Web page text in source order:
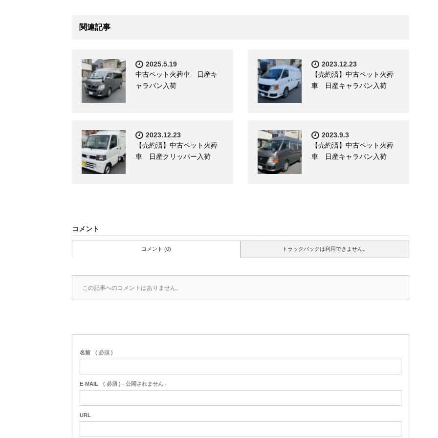
関連記事
2025.5.19
中古ペット火葬車 日産キ
ャラバン入荷
2023.12.23
【売約済】中古ペット火葬
車 日産キャラバン入荷
2023.12.23
【売約済】中古ペット火葬
車 日産クリッパー入荷
2023.9.3
【売約済】中古ペット火葬
車 日産キャラバン入荷
コメント
コメント (0) トラックバックは利用できません。
この記事へのコメントはありません。
名前 ( 必須 )
E-MAIL ( 必須 ) - 公開されません -
URL